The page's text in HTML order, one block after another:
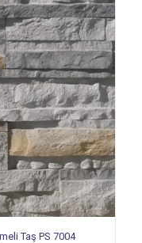
Taş PS 7004